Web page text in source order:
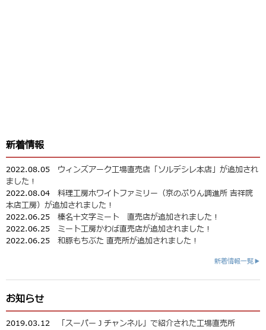
新着情報
2022.08.05 ウィンズアーク工場直売店「ソルデシレ本店」が追加され
ました！
2022.08.04 料理工房ホワイトファミリー（京のぷりん調進所 吉祥院
本店工房）が追加されました！
2022.06.25 榛名十文字ミート 直売店が追加されました！
2022.06.25 ミート工房かわば直売店が追加されました！
2022.06.25 和豚もちぶた 直売所が追加されました！
新着情報一覧▶
お知らせ
2019.03.12
「スーパーＪチャンネル」で紹介された工場直売所